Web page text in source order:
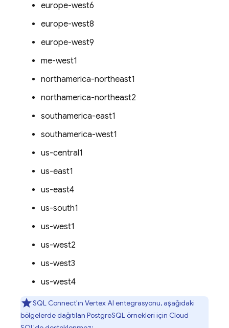
europe-west6
europe-west8
europe-west9
me-west1
northamerica-northeast1
northamerica-northeast2
southamerica-east1
southamerica-west1
us-central1
us-east1
us-east4
us-south1
us-west1
us-west2
us-west3
us-west4
SQL Connect'ın Vertex AI entegrasyonu, aşağıdaki
bölgelerde dağıtılan PostgreSQL örnekleri için Cloud